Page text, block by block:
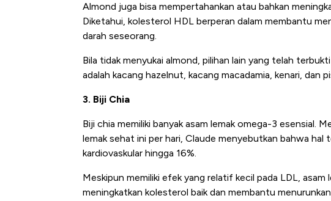
Almond juga bisa mempertahankan atau bahkan
Diketahui, kolesterol HDL berperan dalam membantu
darah seseorang.
Bila tidak menyukai almond, pilihan lain yang telah
adalah kacang hazelnut, kacang macadamia, kenari, dan
3. Biji Chia
Biji chia memiliki banyak asam lemak omega-3 esensial.
lemak sehat ini per hari, Claude menyebutkan bahwa
kardiovaskular hingga 16%.
Meskipun memiliki efek yang relatif kecil pada LDL,
meningkatkan kolesterol baik dan membantu